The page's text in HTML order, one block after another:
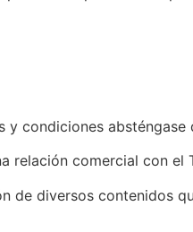
condiciones absténgase
relación comercial con el
de diversos contenidos